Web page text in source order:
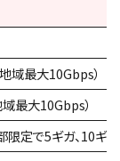
域最大10Gbps）
最大10Gbps）
定で5ギガ、10ギガ